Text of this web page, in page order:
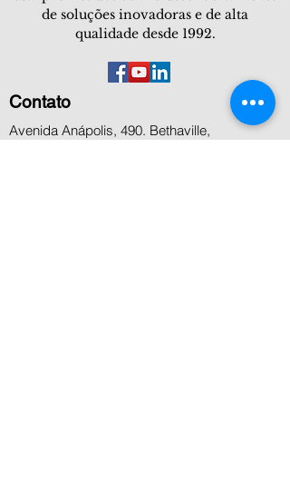
de soluções inovadoras e de alta
qualidade desde 1992.
Contato
Avenida Anápolis, 490. Bethaville,